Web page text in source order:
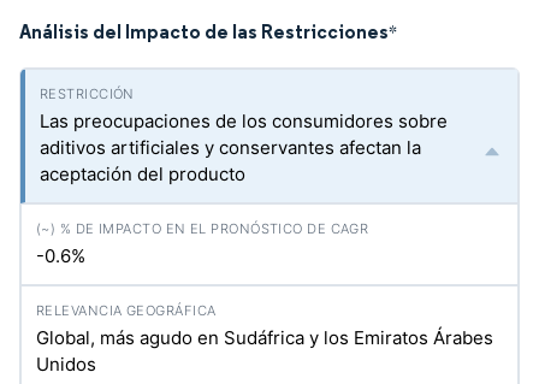
Análisis del Impacto de las Restricciones*
Las preocupaciones de los consumidores sobre
aditivos artificiales y conservantes afectan la
aceptación del producto
-0.6%
Global, más agudo en Sudáfrica y los Emiratos Árabes
Unidos